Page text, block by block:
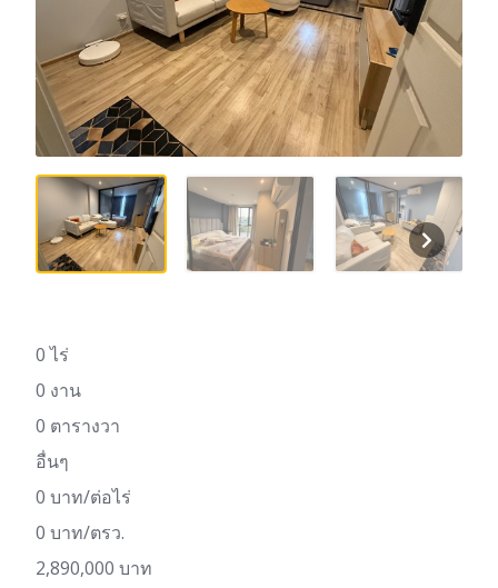
0 ไร่
0 งาน
0 ตารางวา
อื่นๆ
0 บาท/ต่อไร่
0 บาท/ตรว.
2,890,000 บาท